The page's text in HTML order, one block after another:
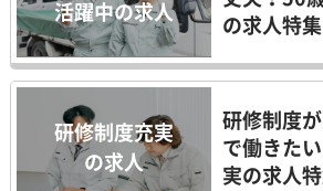
活躍中の求人
の求人特集
研修制度充実
の求人
研修制度
で働きた
実の求人